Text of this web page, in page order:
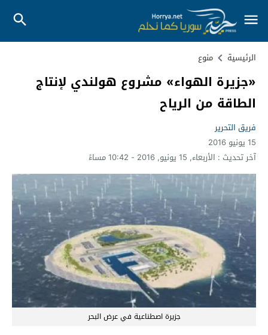
الرئيسية منوع
«جزيرة الهواء» مشروع هولندي لإنتاج
الطاقة من الرياح
فريق التحرير
15 يونيو 2016
آخر تحديث : الأربعاء, 15 يونيو, 2016 - 10:42 مساءً
جزيرة اصطناعية في عرض البحر